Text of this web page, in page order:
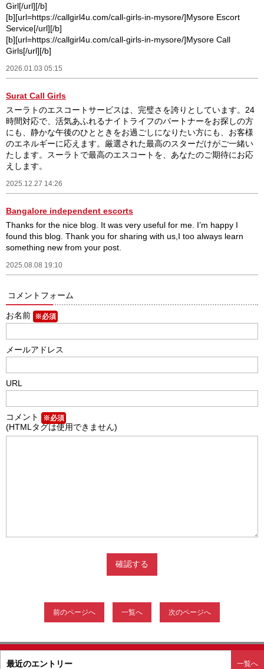
Girl[/url][/b]
[b][url=https://callgirl4u.com/call-girls-in-mysore/]Mysore Escort
Service[/url][/b]
[b][url=https://callgirl4u.com/call-girls-in-mysore/]Mysore Call
Girls[/url][/b]
2026.01.03 05:15
Surat Call Girls
スーラトのエスコートサービスは、完璧さを誇りとしています。24
時間対応で、活気あふれるナイトライフのパートナーをお探しの方
にも、静かな午後のひとときをお過ごしになりたい方にも、お客様
のエネルギーに応えます。厳選された最高のスターだけがご一緒い
たします。スーラトで最高のエスコートを、あなたのご期待にお応
えします。
2025.12.27 14:26
Bangalore independent escorts
Thanks for the nice blog. It was very useful for me. I’m happy I
found this blog. Thank you for sharing with us,I too always learn
something new from your post.
2025.08.08 19:10
コメントフォーム
お名前 ※必須
メールアドレス
URL
コメント ※必須
(HTMLタグは使用できません)
前のページへ 一覧へ 次のページへ
最近のエントリー 一覧へ